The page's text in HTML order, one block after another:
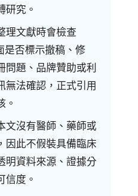
研究。
理文獻時會檢查
是否標示撤稿、修
問題、品牌贊助或利
無法確認，正式引用
。
文沒有醫師、藥師或
因此不假裝具備臨床
明資料來源、證據分
信度。